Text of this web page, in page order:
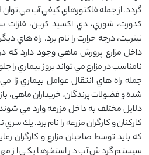
كدورت، شوري، دي اكسيد كربن، فلزات
نيتريت، درجه حرارت را نام برد. راه هاي
داخل مزارع پرورش ماهي وجود دارد
نامناسب در مزارع مي تواند بروز بيماري را
جمله راه هاي انتقال عوامل بيماري زا
شده و فضولات پرندگان، خريداران ماهی،
دلايل مختلف به داخل مزرعه وارد مي
كاركنان و كارگران مزرعه را نام برد. يك
كه بايد توسط صاحبان مزارع و كارگران